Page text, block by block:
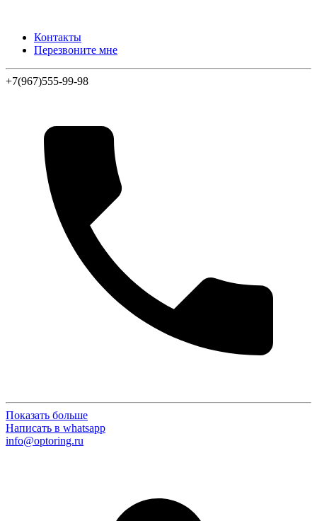
Контакты
Перезвоните мне
+7(967)555-99-98
Показать больше
Написать в whatsapp
info@optoring.ru